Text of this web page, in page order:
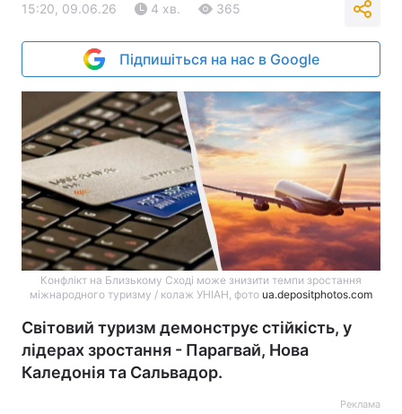
15:20, 09.06.26 4 хв. 365
Підпишіться на нас в Google
Конфлікт на Близькому Сході може знизити темпи зростання
міжнародного туризму / колаж УНІАН, фото ua.depositphotos.com
Світовий туризм демонструє стійкість, у
лідерах зростання - Парагвай, Нова
Каледонія та Сальвадор.
Реклама